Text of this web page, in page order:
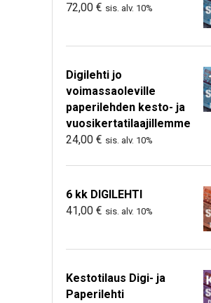
72,00 € sis. alv. 10%
Digilehti jo
voimassaoleville
paperilehden kesto- ja
vuosikertatilaajillemme
24,00 € sis. alv. 10%
6 kk DIGILEHTI
41,00 € sis. alv. 10%
Kestotilaus Digi- ja
Paperilehti